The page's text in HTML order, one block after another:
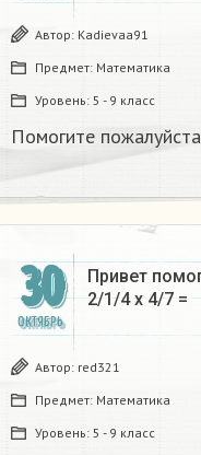
Автор: Kadievaa91
Предмет: Математика
Уровень: 5 - 9 класс
Помогите
30
ОКТЯБРЬ
Привет
2/1/4 х 4/7 =
Автор: red321
Предмет: Математика
Уровень: 5 - 9 класс